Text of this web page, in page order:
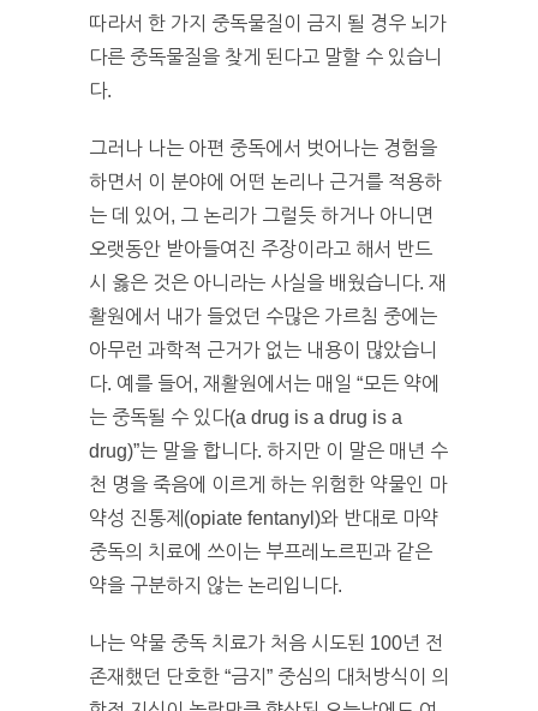
따라서 한 가지 중독물질이 금지 될 경우 뇌가
다른 중독물질을 찾게 된다고 말할 수 있습니
다.
그러나 나는 아편 중독에서 벗어나는 경험을
하면서 이 분야에 어떤 논리나 근거를 적용하
는 데 있어, 그 논리가 그럴듯 하거나 아니면
오랫동안 받아들여진 주장이라고 해서 반드
시 옳은 것은 아니라는 사실을 배웠습니다. 재
활원에서 내가 들었던 수많은 가르침 중에는
아무런 과학적 근거가 없는 내용이 많았습니
다. 예를 들어, 재활원에서는 매일 “모든 약에
는 중독될 수 있다(a drug is a drug is a
drug)”는 말을 합니다. 하지만 이 말은 매년 수
천 명을 죽음에 이르게 하는 위험한 약물인 마
약성 진통제(opiate fentanyl)와 반대로 마약
중독의 치료에 쓰이는 부프레노르핀과 같은
약을 구분하지 않는 논리입니다.
나는 약물 중독 치료가 처음 시도된 100년 전
존재했던 단호한 “금지” 중심의 대처방식이 의